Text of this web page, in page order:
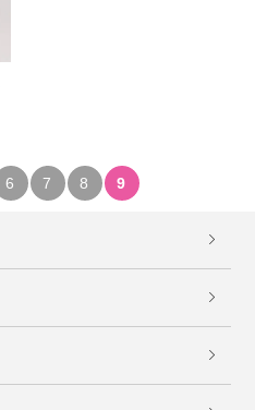
6 7 8 9